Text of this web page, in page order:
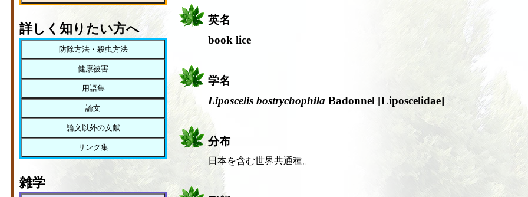
詳しく知りたい方へ
防除方法・殺虫方法
健康被害
用語集
論文
論文以外の文献
リンク集
雑学
英名
book lice
学名
Liposcelis bostrychophila Badonnel [Liposcelidae]
分布
日本を含む世界共通種。